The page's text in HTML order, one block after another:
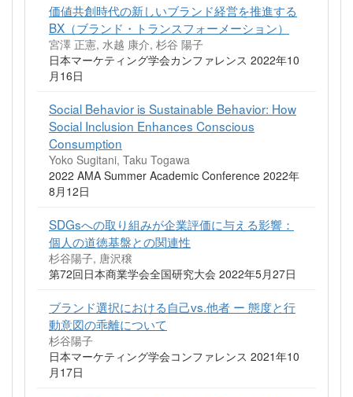
価値共創時代の新しいブランド経営を推進する
BX（ブランド・トランスフォーメーション）
宮澤 正憲, 水越 康介, 杉谷 陽子
日本マーケティング学会カンファレンス 2022年10
月16日
Social Behavior is Sustainable Behavior: How
Social Inclusion Enhances Conscious
Consumption
Yoko Sugitani, Taku Togawa
2022 AMA Summer Academic Conference 2022年
8月12日
SDGsへの取り組みが企業評価に与える影響：
個人の道徳基盤との関連性
杉谷陽子, 唐沢穣
第72回日本商業学会全国研究大会 2022年5月27日
ブランド選択における自己vs.他者 ー 態度と行
動意図の乖離について
杉谷陽子
日本マーケティング学会コンファレンス 2021年10
月17日